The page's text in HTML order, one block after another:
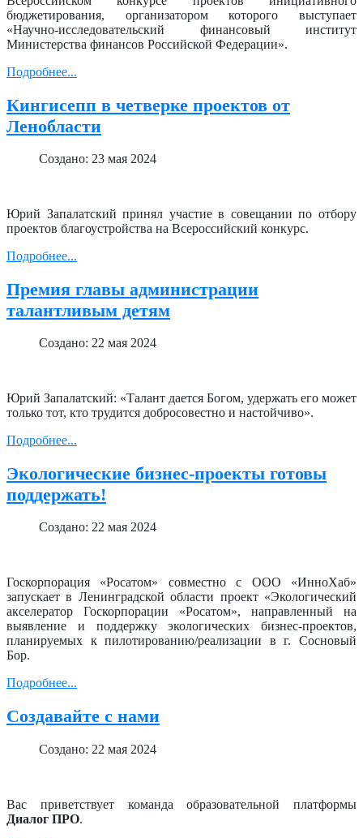
бюджетирования, организатором которого выступает
«Научно-исследовательский финансовый институт
Министерства финансов Российской Федерации».
Подробнее...
Кингисепп в четверке проектов от
Ленобласти
Создано: 23 мая 2024
Юрий Запалатский принял участие в совещании по отбору
проектов благоустройства на Всероссийский конкурс.
Подробнее...
Премия главы администрации
талантливым детям
Создано: 22 мая 2024
Юрий Запалатский: «Талант дается Богом, удержать его может
только тот, кто трудится добросовестно и настойчиво».
Подробнее...
Экологические бизнес-проекты готовы
поддержать!
Создано: 22 мая 2024
Госкорпорация «Росатом» совместно с ООО «ИнноХаб»
запускает в Ленинградской области проект «Экологический
акселератор Госкорпорации «Росатом», направленный на
выявление и поддержку экологических бизнес-проектов,
планируемых к пилотированию/реализации в г. Сосновый
Бор.
Подробнее...
Создавайте с нами
Создано: 22 мая 2024
Вас приветствует команда образовательной платформы
Диалог ПРО.